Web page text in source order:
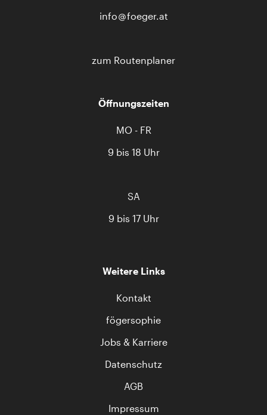
info
foeger.at
zum Routenplaner
Öffnungszeiten
MO - FR
9 bis 18 Uhr
SA
9 bis 17 Uhr
Weitere Links
Kontakt
fögersophie
Jobs & Karriere
Datenschutz
AGB
Impressum